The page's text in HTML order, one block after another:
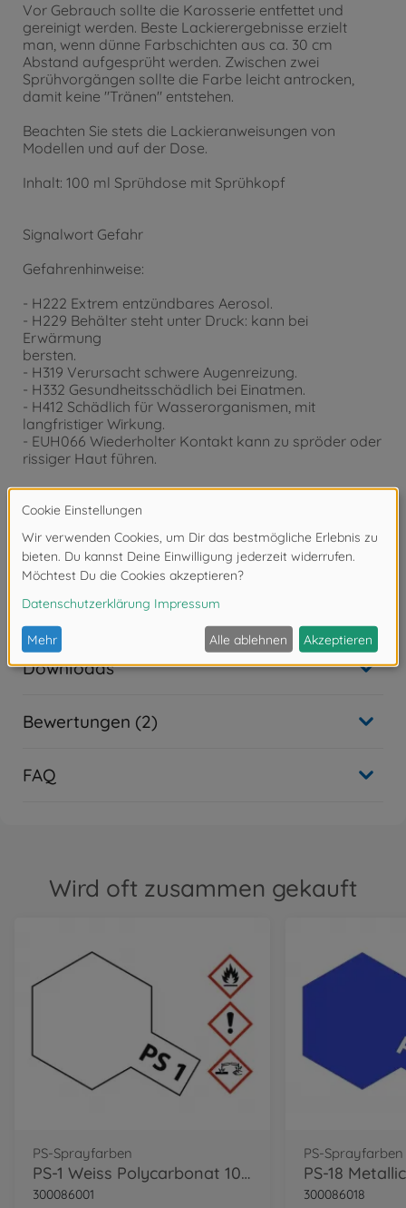
Vor Gebrauch sollte die Karosserie entfettet und
gereinigt werden. Beste Lackierergebnisse erzielt
man, wenn dünne Farbschichten aus ca. 30 cm
Abstand aufgesprüht werden. Zwischen zwei
Sprühvorgängen sollte die Farbe leicht antrocken,
damit keine "Tränen" entstehen.
Beachten Sie stets die Lackieranweisungen von
Modellen und auf der Dose.
Inhalt: 100 ml Sprühdose mit Sprühkopf
Signalwort Gefahr
Gefahrenhinweise:
- H222 Extrem entzündbares Aerosol.
- H229 Behälter steht unter Druck: kann bei
Erwärmung
bersten.
- H319 Verursacht schwere Augenreizung.
- H332 Gesundheitsschädlich bei Einatmen.
- H412 Schädlich für Wasserorganismen, mit
langfristiger Wirkung.
- EUH066 Wiederholter Kontakt kann zu spröder oder
rissiger Haut führen.
Tamiya PS-Farbspray
PS-57 Perleffekt Weiss Polyc.
Achtung! Nicht für Kinder unter 14 Jahren geeignet.
Downloads
Bewertungen (2)
FAQ
Wird oft zusammen gekauft
PS-Sprayfarben
PS-1 Weiss Polycarbonat 100ml
300086001
PS-Sprayfarben
300086018